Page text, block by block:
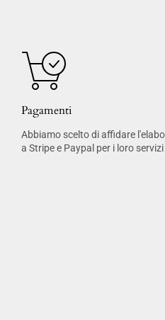
Pagamenti
Abbiamo scelto di affidare
a Stripe e Paypal per i loro